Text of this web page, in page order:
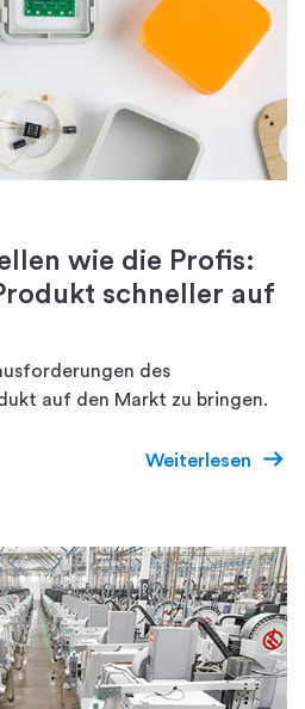
wie die Profis:
schneller auf
des
auf den Markt zu bringen.
Weiterlesen